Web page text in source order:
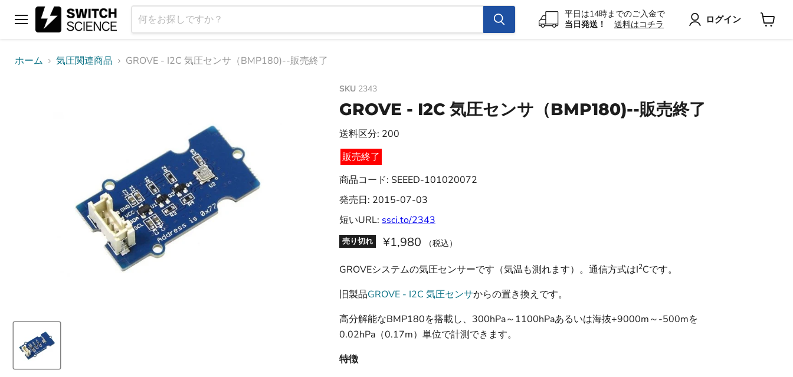
ー
平日は14時までのご入金で
当日発送！
送料はコチラ ログイン
ホーム 気圧関連商品 GROVE - I2C 気圧センサ（BMP180)--販売終了
SKU 2343
GROVE - I2C 気圧センサ（BMP180)--販売終了
送料区分: 200
販売終了
商品コード: SEEED-101020072
発売日: 2015-07-03
短いURL: ssci.to/2343
売り切れ ¥1,980 （税込）
GROVEシステムの気圧センサーです（気温も測れます）。通信方式はI2Cです。
旧製品GROVE - I2C 気圧センサからの置き換えです。
高分解能なBMP180を搭載し、300hPa～1100hPaあるいは海抜+9000m～-500mを
0.02hPa（0.17m）単位で計測できます。
特徴